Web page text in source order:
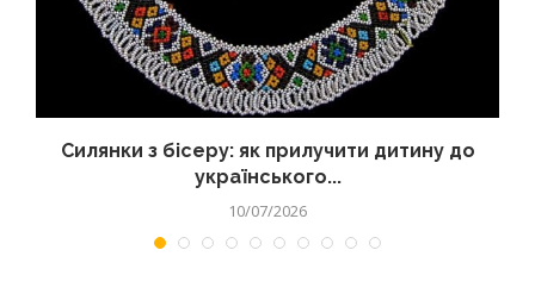
Силянки з бісеру: як прилучити дитину до
українського...
10/07/2026